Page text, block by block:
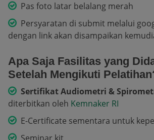
Pas foto latar belalang merah
Persyaratan di submit melalui
dengan link akan disampaikan
Apa Saja Fasilitas yang
Setelah Mengikuti
Sertifikat Audiometri &
diterbitkan oleh Kemnaker RI
E-Certificate sementara untuk